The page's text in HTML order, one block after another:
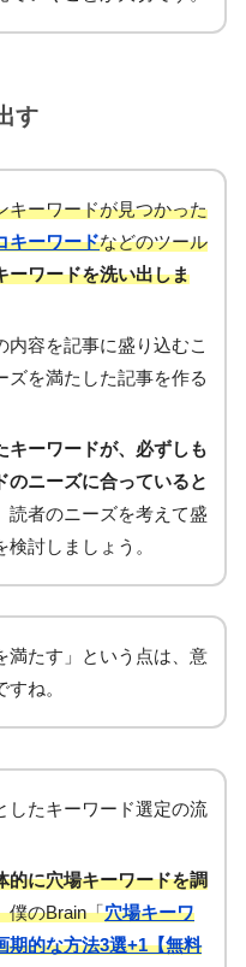
す
キーワードが見つかった
キーワードなどのツール
ーワードを洗い出しま
内容を記事に盛り込むこ
ズを満たした記事を作る
キーワードが、必ずしも
のニーズに合っていると
読者のニーズを考えて盛
討しましょう。
満たす」という点は、意
ね。
したキーワード選定の流
的に穴場キーワードを調
僕のBrain「穴場キーワ
期的な方法3選+1【無料